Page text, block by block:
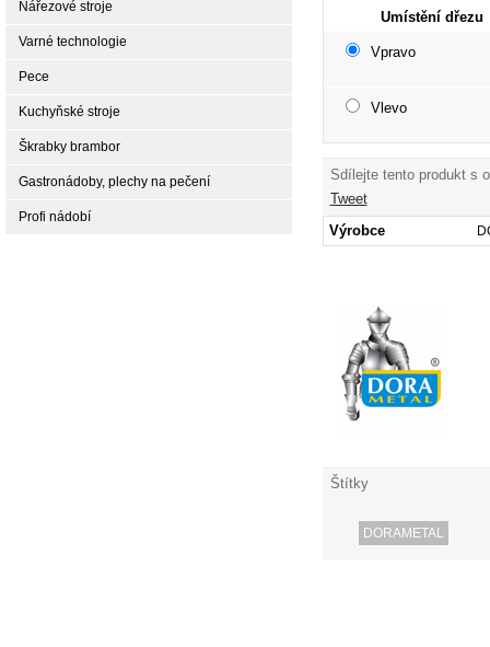
Umístění dřezu
Vpravo
Vlevo
Sdílejte tento produkt s
Tweet
Výrobce
Štítky
DORAMETAL
Nářezové stroje
Varné technologie
Pece
Kuchyňské stroje
Škrabky brambor
Gastronádoby, plechy na pečení
Profi nádobí